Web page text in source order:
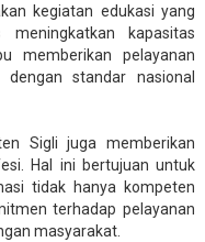
kegiatan edukasi yang
kapasitas
memberikan pelayanan
standar nasional
Sigli juga memberikan
Hal ini bertujuan untuk
tidak hanya kompeten
terhadap pelayanan
masyarakat.